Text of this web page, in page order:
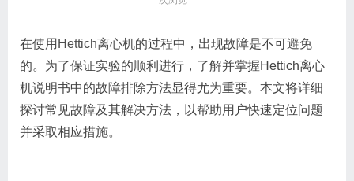
在使用 Hettich离心机的过程中，出现故障是不可避免
的。为了保证实验的顺利进行，了解并掌握Hettich离心
机说明书中的故障排除方法显得尤为重要。本文将详细
探讨常见故障及其解决方法，以帮助用户快速定位问题
并采取相应措施。